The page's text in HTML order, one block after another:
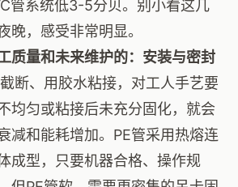
管系统低3-5分贝。别小看这几
晚，感受非常明显。
质量和未来维护的：安装与密封
断、用胶水粘接，对工人手艺要
均匀或粘接后未充分固化，就会
减和能耗增加。PE管采用热熔连
成型，只要机器合格、操作规